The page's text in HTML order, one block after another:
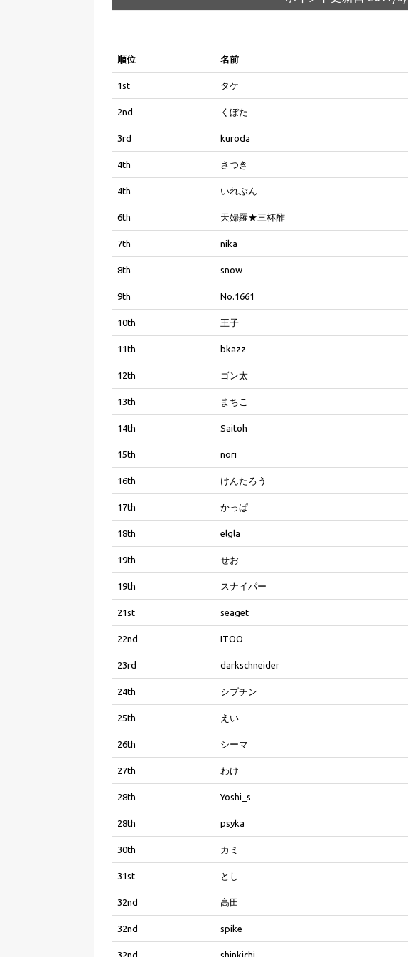
順位 名前
1st タケ
2nd くぼた
3rd kuroda
4th さつき
4th いれぶん
6th 天婦羅★三杯酢
7th nika
8th snow
9th No.1661
10th 王子
11th bkazz
12th ゴン太
13th まちこ
14th Saitoh
15th nori
16th けんたろう
17th かっぱ
18th elgla
19th せお
19th スナイパー
21st seaget
22nd ITOO
23rd darkschneider
24th シブチン
25th えい
26th シーマ
27th わけ
28th Yoshi_s
28th psyka
30th カミ
31st とし
32nd 高田
32nd spike
32nd shinkichi